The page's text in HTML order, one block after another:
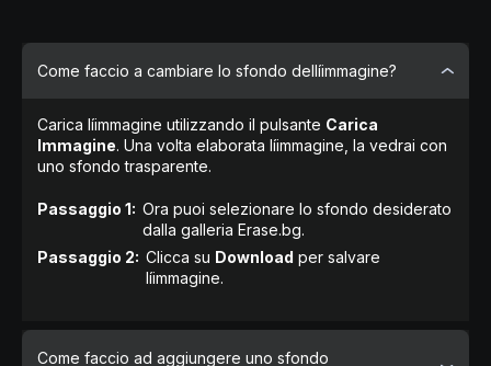
Come faccio a cambiare lo sfondo dellíimmagine?
Carica líimmagine utilizzando il pulsante Carica
Immagine. Una volta elaborata líimmagine, la vedrai con
uno sfondo trasparente.
Passaggio 1: Ora puoi selezionare lo sfondo desiderato
dalla galleria Erase.bg.
Passaggio 2: Clicca su Download per salvare
líimmagine.
Come faccio ad aggiungere uno sfondo